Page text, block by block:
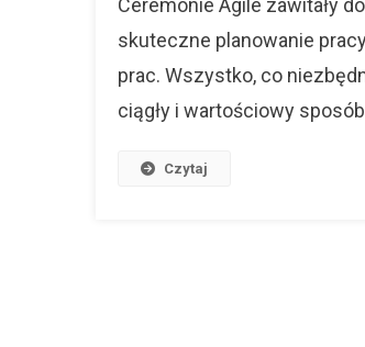
skuteczne planowanie
prac. Wszystko, co
ciągły i wartościowy
Czytaj